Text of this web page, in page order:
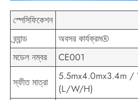
স্পেসিফিকেশন
ব্র্যান্ড
অবসর কার্যক্রম®
মডেল নম্বর
CE001
স্ফীত মাত্রা
5.5mx4.0mx3.4m /
(L/W/H)